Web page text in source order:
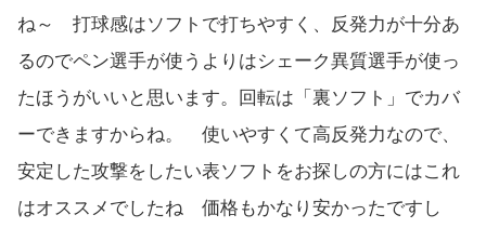
ね～ 打球感はソフトで打ちやすく、反発力が十分あ
るのでペン選手が使うよりはシェーク異質選手が使っ
たほうがいいと思います。回転は「裏ソフト」でカバ
ーできますからね。 使いやすくて高反発力なので、
安定した攻撃をしたい表ソフトをお探しの方にはこれ
はオススメでしたね 価格もかなり安かったですし